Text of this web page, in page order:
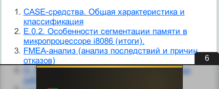
CASE-средства. Общая характеристика и
классификация
E.0.2. Особенности сегментации памяти в
микропроцессоре i8086 (итоги).
FMEA-анализ (анализ последствий и причин
отказов)
H. Разработка мер по повышению качества
работы органа здравоохранения
5